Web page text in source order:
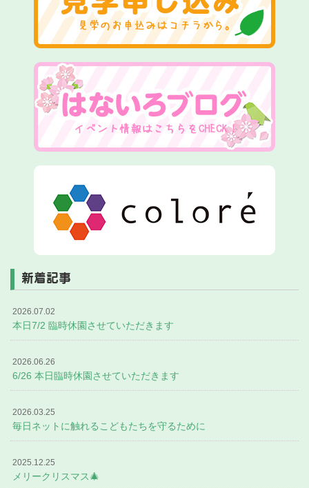
新着記事
2026.07.02
本日7/2 臨時休園させていただきます
2026.06.26
6/26 本日臨時休園させていただきます
2026.03.25
毎日ネットに触れるこどもたちを守るために
2025.12.25
メリークリスマス🎄